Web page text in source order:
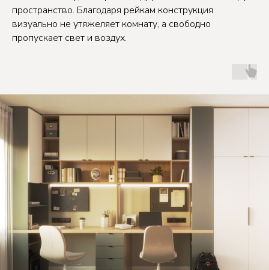
пространство. Благодаря рейкам конструкция
визуально не утяжеляет комнату, а свободно
пропускает свет и воздух.